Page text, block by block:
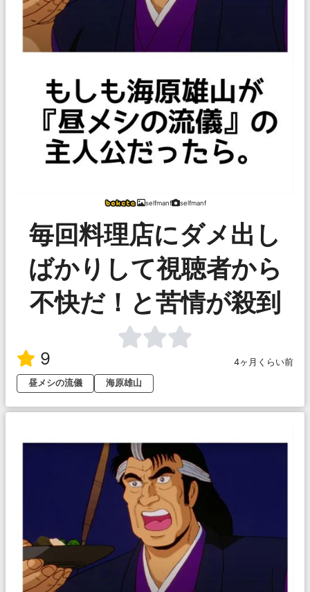
selfmanf selfmanf
毎回料理店にダメ出し
ばかりして視聴者から
不快だ！と苦情が殺到
9
4ヶ月くらい前
昼メシの流儀
海原雄山